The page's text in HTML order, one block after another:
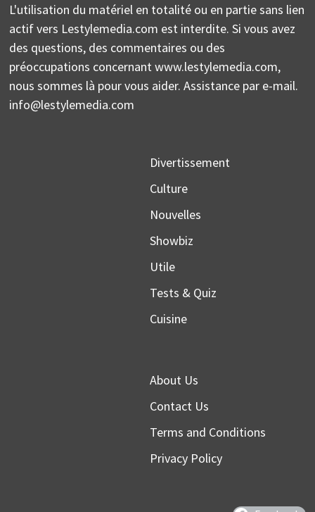
L'utilisation du matériel en totalité ou en partie sans lien
actif vers Lestylemedia.com est interdite. Si vous avez
des questions, des commentaires ou des
préoccupations concernant www.lestylemedia.com,
nous sommes là pour vous aider. Assistance par e-mail.
info@lestylemedia.com
Divertissement
Culture
Nouvelles
Showbiz
Utile
Tests & Quiz
Cuisine
About Us
Contact Us
Terms and Conditions
Privacy Policy